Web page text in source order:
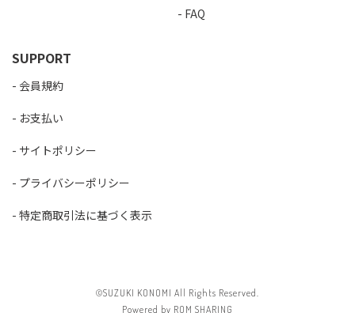
FAQ
SUPPORT
会員規約
お支払い
サイトポリシー
プライバシーポリシー
特定商取引法に基づく表示
©SUZUKI KONOMI All Rights Reserved.
Powered by ROM SHARING